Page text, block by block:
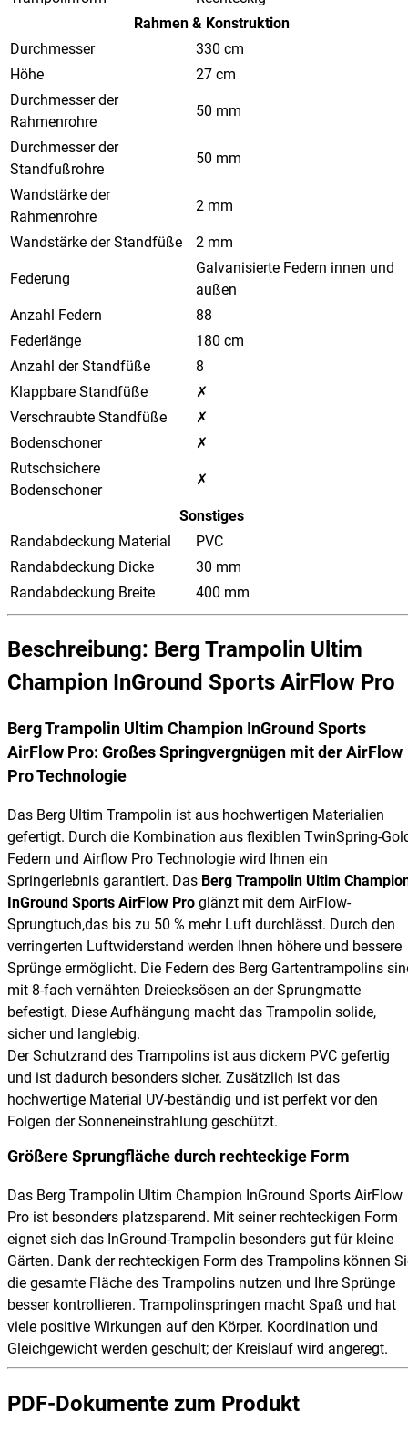
Rahmen & Konstruktion
Durchmesser
330 cm
Höhe
27 cm
Durchmesser der
Rahmenrohre
50 mm
Durchmesser der
Standfußrohre
50 mm
Wandstärke der
Rahmenrohre
2 mm
Wandstärke der Standfüße 2 mm
Federung
Galvanisierte Federn innen und
außen
Anzahl Federn
88
Federlänge
180 cm
Anzahl der Standfüße
8
Klappbare Standfüße
✗
Verschraubte Standfüße
✗
Bodenschoner
✗
Rutschsichere
Bodenschoner
✗
Sonstiges
Randabdeckung Material
PVC
Randabdeckung Dicke
30 mm
Randabdeckung Breite
400 mm
Beschreibung: Berg Trampolin Ultim
Champion InGround Sports AirFlow Pro
Berg Trampolin Ultim Champion InGround Sports
AirFlow Pro: Großes Springvergnügen mit der AirFlow
Pro Technologie
Das Berg Ultim Trampolin ist aus hochwertigen Materialien
gefertigt. Durch die Kombination aus flexiblen TwinSpring-
Federn und Airflow Pro Technologie wird Ihnen ein
Springerlebnis garantiert. Das Berg Trampolin Ultim
InGround Sports AirFlow Pro glänzt mit dem AirFlow-
Sprungtuch,das bis zu 50 % mehr Luft durchlässt. Durch den
verringerten Luftwiderstand werden Ihnen höhere und bessere
Sprünge ermöglicht. Die Federn des Berg Gartentrampolins
mit 8-fach vernähten Dreiecksösen an der Sprungmatte
befestigt. Diese Aufhängung macht das Trampolin solide,
sicher und langlebig.
Der Schutzrand des Trampolins ist aus dickem PVC gefertig
und ist dadurch besonders sicher. Zusätzlich ist das
hochwertige Material UV-beständig und ist perfekt vor den
Folgen der Sonneneinstrahlung geschützt.
Größere Sprungfläche durch rechteckige Form
Das Berg Trampolin Ultim Champion InGround Sports AirFlow
Pro ist besonders platzsparend. Mit seiner rechteckigen Form
eignet sich das InGround-Trampolin besonders gut für kleine
Gärten. Dank der rechteckigen Form des Trampolins können
die gesamte Fläche des Trampolins nutzen und Ihre Sprünge
besser kontrollieren. Trampolinspringen macht Spaß und hat
viele positive Wirkungen auf den Körper. Koordination und
Gleichgewicht werden geschult; der Kreislauf wird angeregt.
PDF-Dokumente zum Produkt